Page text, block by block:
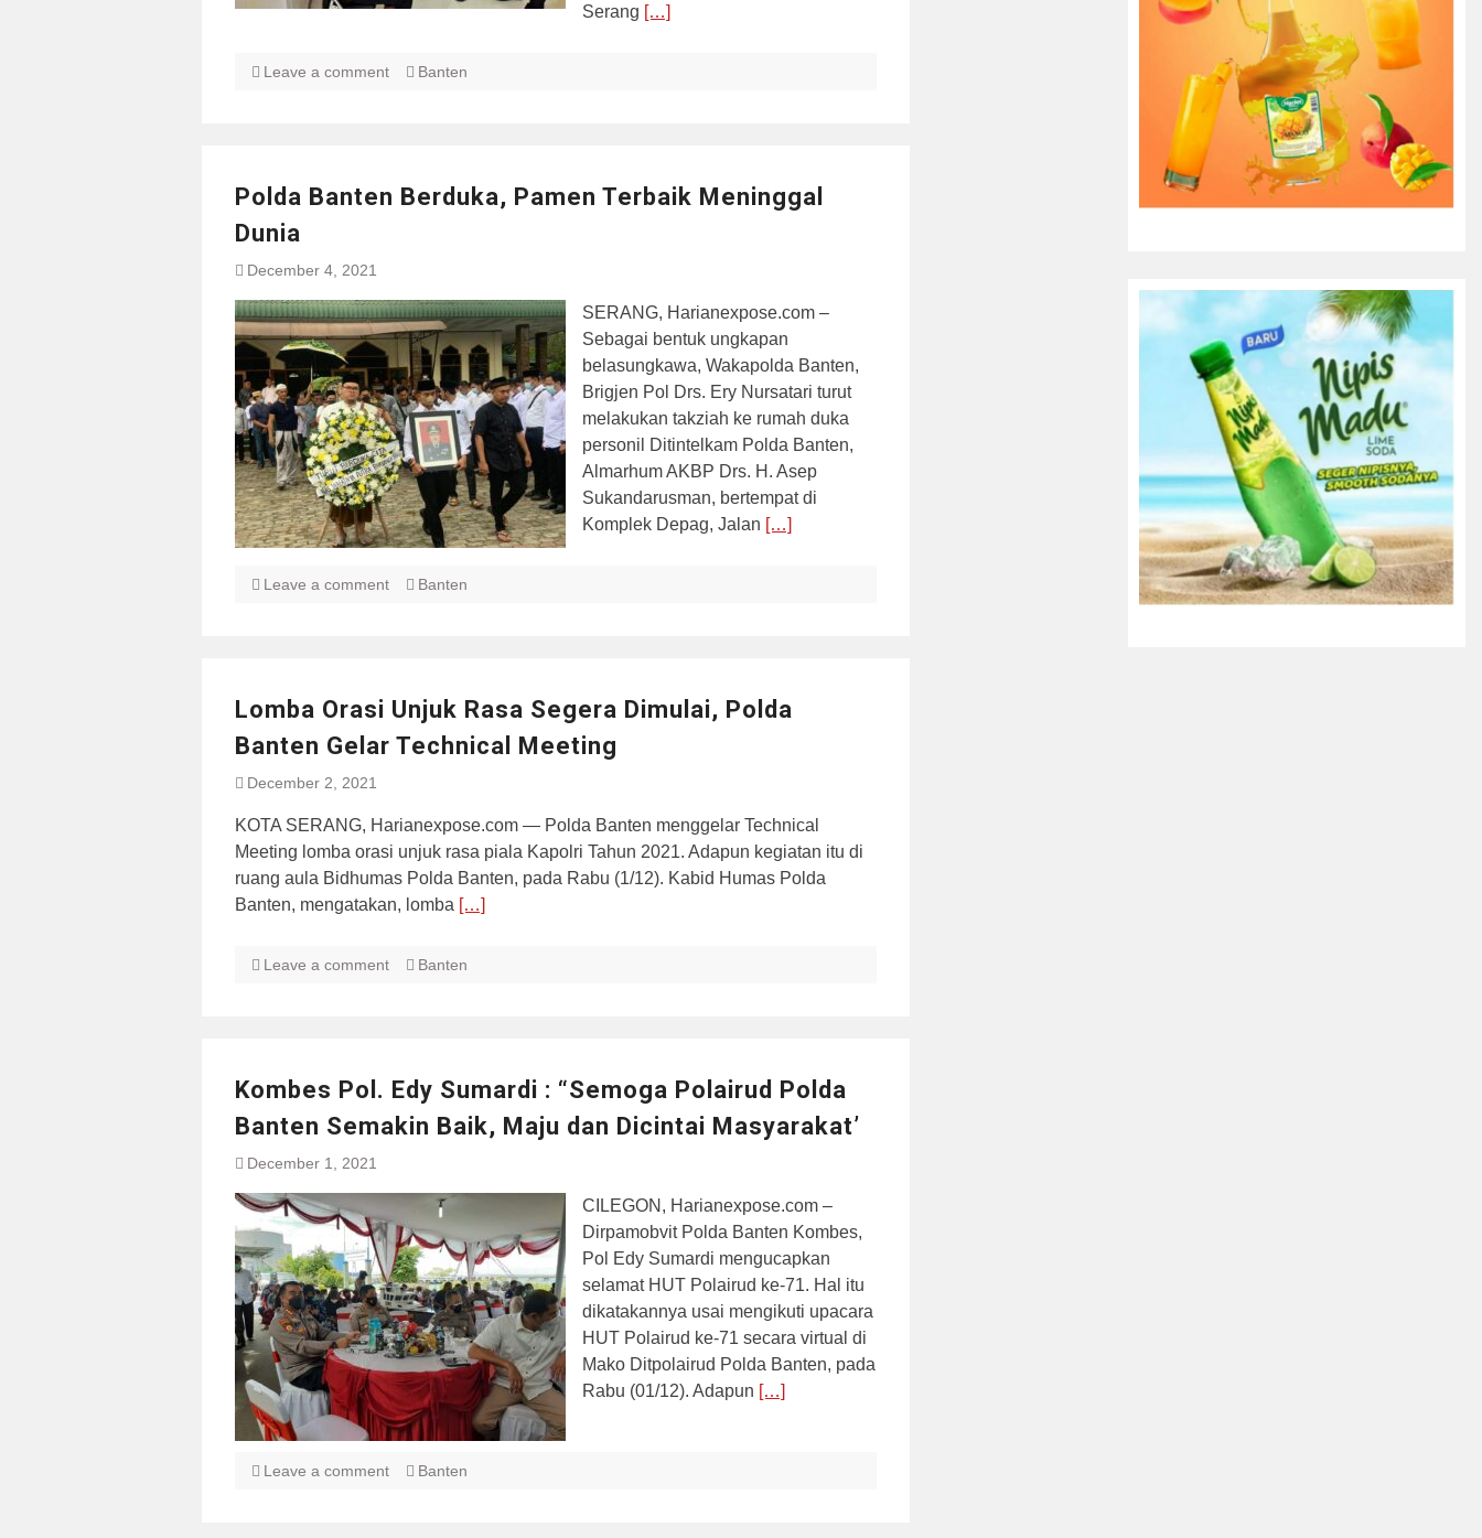
Serang […]
Leave a comment Banten
Polda Banten Berduka, Pamen Terbaik Meninggal
Dunia
December 4, 2021
SERANG, Harianexpose.com –
Sebagai bentuk ungkapan
belasungkawa, Wakapolda Banten,
Brigjen Pol Drs. Ery Nursatari turut
melakukan takziah ke rumah duka
personil Ditintelkam Polda Banten,
Almarhum AKBP Drs. H. Asep
Sukandarusman, bertempat di
Komplek Depag, Jalan […]
Leave a comment Banten
Lomba Orasi Unjuk Rasa Segera Dimulai, Polda
Banten Gelar Technical Meeting
December 2, 2021
KOTA SERANG, Harianexpose.com — Polda Banten menggelar Technical
Meeting lomba orasi unjuk rasa piala Kapolri Tahun 2021. Adapun kegiatan itu di
ruang aula Bidhumas Polda Banten, pada Rabu (1/12). Kabid Humas Polda
Banten, mengatakan, lomba […]
Leave a comment Banten
Kombes Pol. Edy Sumardi : “Semoga Polairud Polda
Banten Semakin Baik, Maju dan Dicintai Masyarakat’
December 1, 2021
CILEGON, Harianexpose.com –
Dirpamobvit Polda Banten Kombes,
Pol Edy Sumardi mengucapkan
selamat HUT Polairud ke-71. Hal itu
dikatakannya usai mengikuti upacara
HUT Polairud ke-71 secara virtual di
Mako Ditpolairud Polda Banten, pada
Rabu (01/12). Adapun […]
Leave a comment Banten